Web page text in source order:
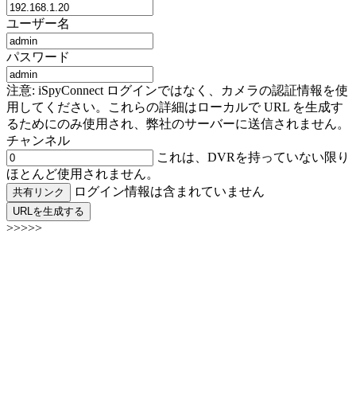
ユーザー名
パスワード
注意: iSpyConnect ログインではなく、カメラの認証情報を使
用してください。これらの詳細はローカルで URL を生成す
るためにのみ使用され、弊社のサーバーに送信されません。
チャンネル
これは、DVRを持っていない限り
ほとんど使用されません。
共有リンク ログイン情報は含まれていません
URLを生成する
>>>>>